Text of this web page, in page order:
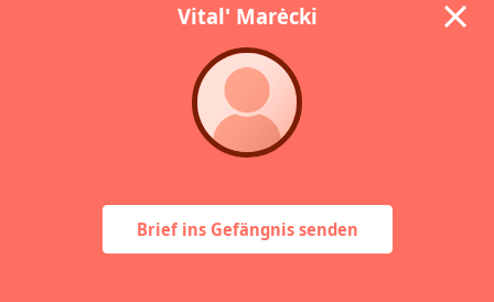
Vital' Marėcki
Brief ins Gefängnis senden